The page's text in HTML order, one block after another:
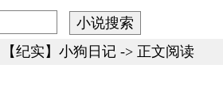
【纪实】小狗日记 -> 正文阅读